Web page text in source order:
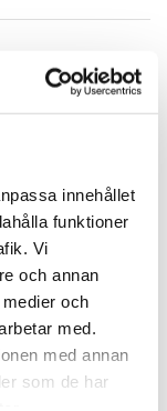
innehållet
funktioner
Vi
och annan
och
med.
med annan
som de har
SVÅRT NU –